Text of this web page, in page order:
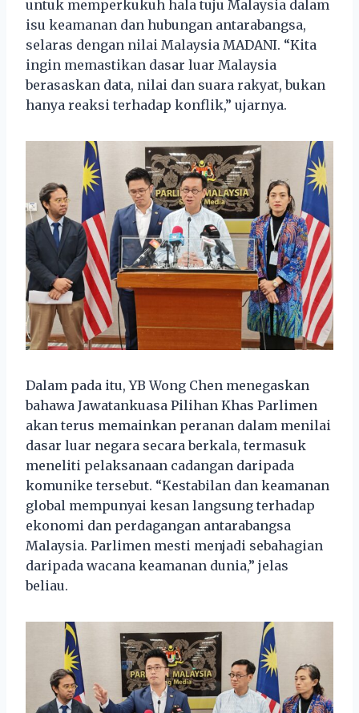
untuk memperkukuh hala tuju Malaysia dalam
isu keamanan dan hubungan antarabangsa,
selaras dengan nilai Malaysia MADANI. “Kita
ingin memastikan dasar luar Malaysia
berasaskan data, nilai dan suara rakyat, bukan
hanya reaksi terhadap konflik,” ujarnya.
Dalam pada itu, YB Wong Chen menegaskan
bahawa Jawatankuasa Pilihan Khas Parlimen
akan terus memainkan peranan dalam menilai
dasar luar negara secara berkala, termasuk
meneliti pelaksanaan cadangan daripada
komunike tersebut. “Kestabilan dan keamanan
global mempunyai kesan langsung terhadap
ekonomi dan perdagangan antarabangsa
Malaysia. Parlimen mesti menjadi sebahagian
daripada wacana keamanan dunia,” jelas
beliau.